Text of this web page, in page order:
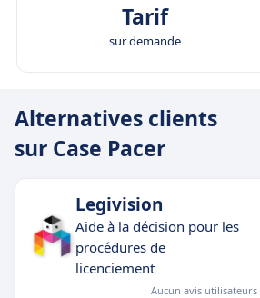
Tarif
sur demande
Alternatives clients
sur Case Pacer
Legivision
Aide à la décision pour les
procédures de
licenciement
Aucun avis utilisateurs